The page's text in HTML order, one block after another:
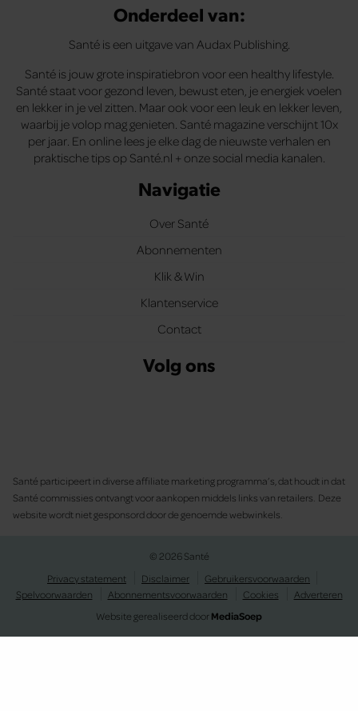
Onderdeel van:
Santé is een uitgave van Audax Publishing.
Santé is jouw grote inspiratiebron voor een healthy lifestyle.
Santé staat voor gezond leven, bewust eten, je energiek voelen
en lekker in je vel zitten. Maar ook voor een leuk en lekker leven,
waarbij je volop mag genieten. Santé magazine verschijnt 10x
per jaar. En online lees je elke dag de nieuwste verhalen en
praktische tips op Santé.nl + onze social media kanalen.
Navigatie
Over Santé
Abonnementen
Klik & Win
Klantenservice
Contact
Volg ons
Santé participeert in diverse affiliate marketing programma’s, dat houdt in dat
Santé commissies ontvangt voor aankopen middels links van retailers. Deze
website wordt niet gesponsord door de genoemde webwinkels.
© 2026 Santé
Privacy statement
Disclaimer
Gebruikersvoorwaarden
Spelvoorwaarden
Abonnementsvoorwaarden Cookies
Adverteren
Website gerealiseerd doorMediaSoep